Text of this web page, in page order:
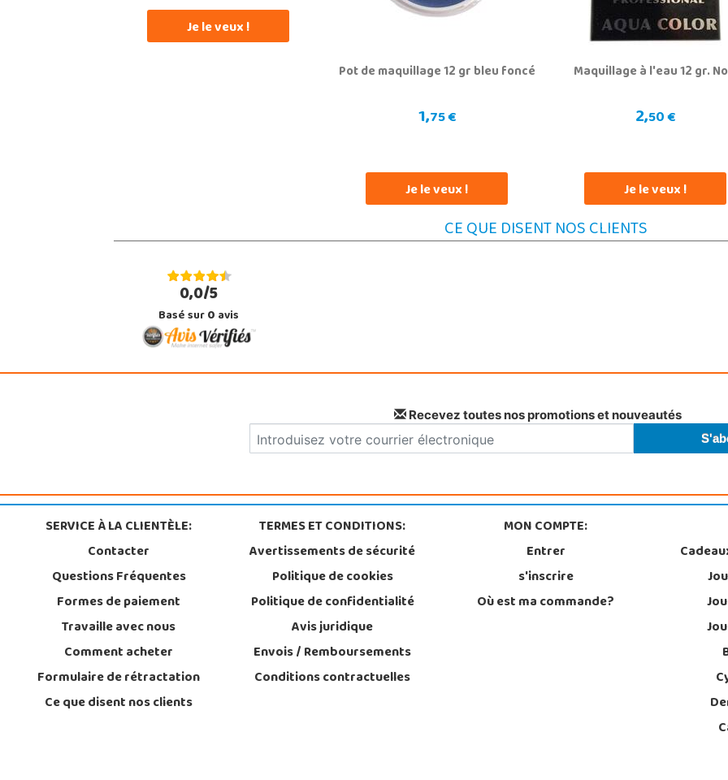
Je le veux !
Pot de maquillage 12 gr bleu foncé
1,75 €
Je le veux !
Maquillage à l'eau 12 gr.
2,50 €
Je le veux !
CE QUE DISENT NOS CLIENTS
0,0/5
Basé sur0avis
Recevez toutes nos promotions et nouveautés
SERVICE À LA CLIENTÈLE:
Contacter
Questions Fréquentes
Formes de paiement
Travaille avec nous
Comment acheter
Formulaire de rétractation
Ce que disent nos clients
TERMES ET CONDITIONS:
Avertissements de sécurité
Politique de cookies
Politique de confidentialité
Avis juridique
Envois / Remboursements
Conditions contractuelles
MON COMPTE:
Entrer
s'inscrire
Où est ma commande?